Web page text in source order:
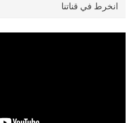
انخرط في قناتنا